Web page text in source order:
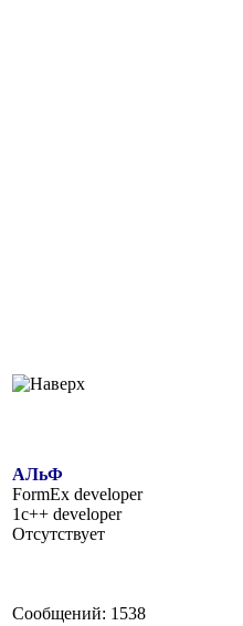
АЛьФ
FormEx developer
1c++ developer
Отсутствует
Сообщений: 1538